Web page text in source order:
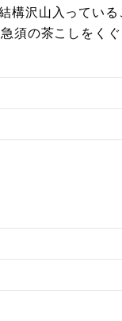
沢山入ってい
須の茶こしを